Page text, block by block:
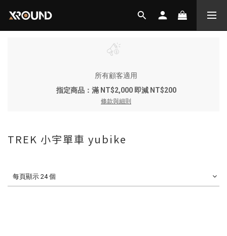
所有顧客適用
指定商品：滿 NT$2,000 即減 NT$200
條款與細則
TREK 小宇單車 yubike
每頁顯示 24 個